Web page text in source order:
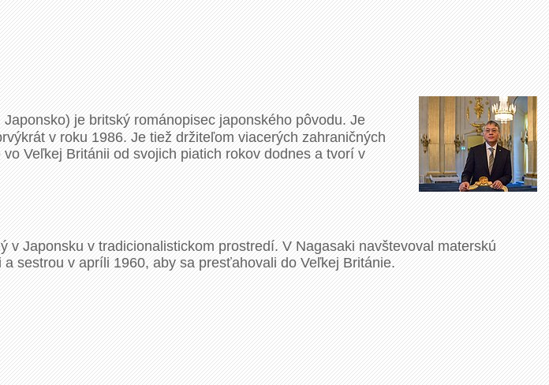
je britský románopisec japonského pôvodu. Je
v roku 1986. Je tiež držiteľom viacerých zahraničných
Veľkej Británii od svojich piatich rokov dodnes a tvorí v
Japonsku v tradicionalistickom prostredí. V Nagasaki navštevoval materskú
sestrou v apríli 1960, aby sa presťahovali do Veľkej Británie.